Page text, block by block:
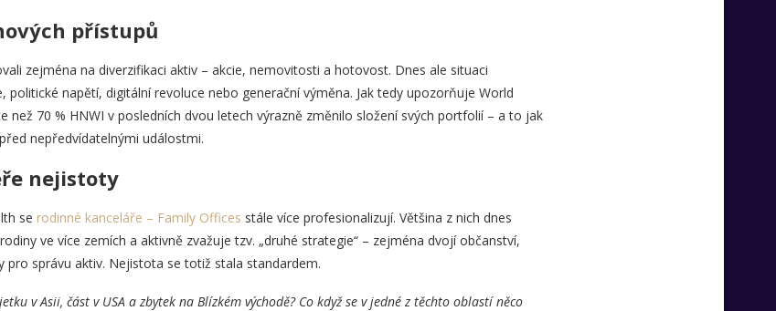
přístupů
zejména na diverzifikaci aktiv – akcie, nemovitosti a hotovost. Dnes ale situaci
napětí, digitální revoluce nebo generační výměna. Jak tedy upozorňuje World
než 70 % HNWI v posledních dvou letech výrazně změnilo složení svých portfolií – a to jak
nepředvídatelnými událostmi.
nejistoty
se rodinné kanceláře – Family Offices stále více profesionalizují. Většina z nich dnes
ve více zemích a aktivně zvažuje tzv. „druhé strategie“ – zejména dvojí občanství,
pro správu aktiv. Nejistota se totiž stala standardem.
v Asii, část v USA a zbytek na Blízkém východě? Co když se v jedné z těchto oblastí něco